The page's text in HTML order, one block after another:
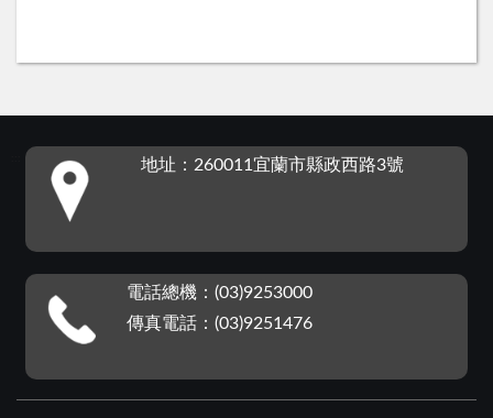
地址：260011宜蘭市縣政西路3號
電話總機：(03)9253000
傳真電話：(03)9251476